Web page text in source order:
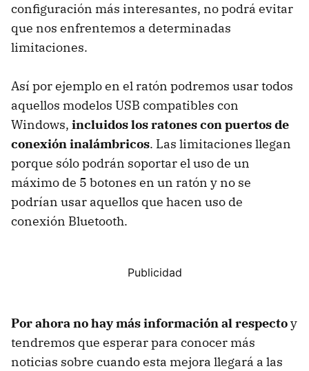
configuración más interesantes, no podrá evitar
que nos enfrentemos a determinadas
limitaciones.
Así por ejemplo en el ratón podremos usar todos
aquellos modelos USB compatibles con
Windows, incluidos los ratones con puertos de
conexión inalámbricos. Las limitaciones llegan
porque sólo podrán soportar el uso de un
máximo de 5 botones en un ratón y no se
podrían usar aquellos que hacen uso de
conexión Bluetooth.
Por ahora no hay más información al respectoy
tendremos que esperar para conocer más
noticias sobre cuando esta mejora llegará a las